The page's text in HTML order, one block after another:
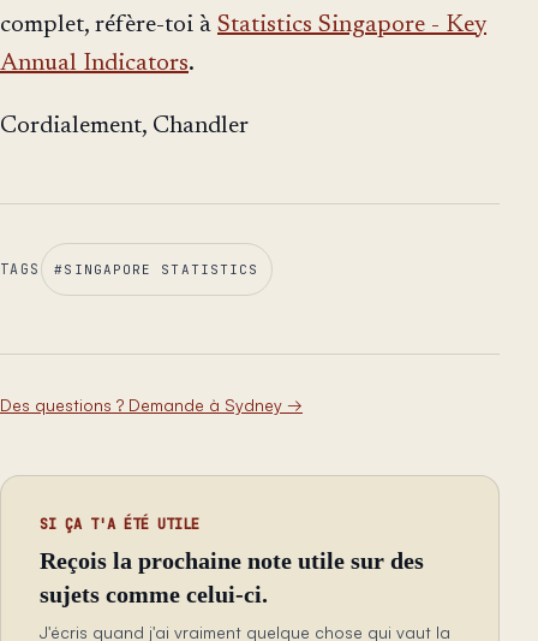
complet, réfère-toi à Statistics Singapore - Key
Annual Indicators.
Cordialement, Chandler
TAGS #SINGAPORE STATISTICS
Des questions ? Demande à Sydney →
SI ÇA T'A ÉTÉ UTILE
Reçois la prochaine note utile sur des
sujets comme celui-ci.
J'écris quand j'ai vraiment quelque chose qui vaut la